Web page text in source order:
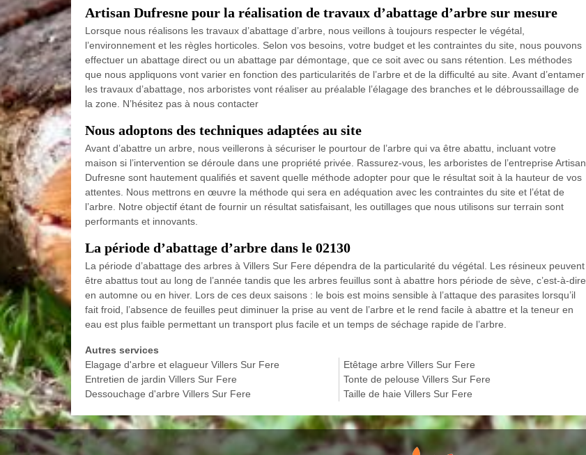
Artisan Dufresne pour la réalisation de travaux d’abattage d’arbre sur mesure
Lorsque nous réalisons les travaux d’abattage d’arbre, nous veillons à toujours respecter le végétal,
l’environnement et les règles horticoles. Selon vos besoins, votre budget et les contraintes du site, nous pouvons
effectuer un abattage direct ou un abattage par démontage, que ce soit avec ou sans rétention. Les méthodes
que nous appliquons vont varier en fonction des particularités de l’arbre et de la difficulté au site. Avant d’entamer
les travaux d’abattage, nos arboristes vont réaliser au préalable l’élagage des branches et le débroussaillage de
la zone. N’hésitez pas à nous contacter
Nous adoptons des techniques adaptées au site
Avant d’abattre un arbre, nous veillerons à sécuriser le pourtour de l’arbre qui va être abattu, incluant votre
maison si l’intervention se déroule dans une propriété privée. Rassurez-vous, les arboristes de l’entreprise Artisan
Dufresne sont hautement qualifiés et savent quelle méthode adopter pour que le résultat soit à la hauteur de vos
attentes. Nous mettrons en œuvre la méthode qui sera en adéquation avec les contraintes du site et l’état de
l’arbre. Notre objectif étant de fournir un résultat satisfaisant, les outillages que nous utilisons sur terrain sont
performants et innovants.
La période d’abattage d’arbre dans le 02130
La période d’abattage des arbres à Villers Sur Fere dépendra de la particularité du végétal. Les résineux peuvent
être abattus tout au long de l’année tandis que les arbres feuillus sont à abattre hors période de sève, c’est-à-dire
en automne ou en hiver. Lors de ces deux saisons : le bois est moins sensible à l’attaque des parasites lorsqu’il
fait froid, l’absence de feuilles peut diminuer la prise au vent de l’arbre et le rend facile à abattre et la teneur en
eau est plus faible permettant un transport plus facile et un temps de séchage rapide de l’arbre.
Autres services
Elagage d'arbre et elagueur Villers Sur Fere
Entretien de jardin Villers Sur Fere
Dessouchage d'arbre Villers Sur Fere
Etêtage arbre Villers Sur Fere
Tonte de pelouse Villers Sur Fere
Taille de haie Villers Sur Fere